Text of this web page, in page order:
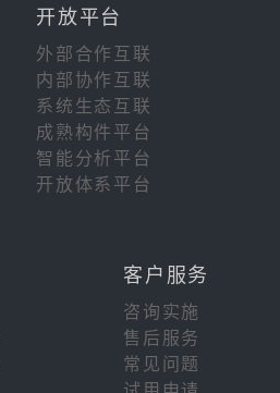
开放平台
外部合作互联
内部协作互联
系统生态互联
成熟构件平台
智能分析平台
开放体系平台
客户服务
咨询实施
售后服务
常见问题